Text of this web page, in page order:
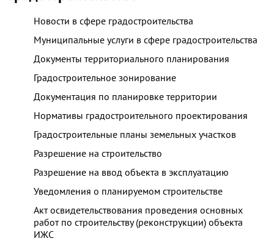
Новости в сфере градостроительства
Муниципальные услуги в сфере градостроительства
Документы территориального планирования
Градостроительное зонирование
Документация по планировке территории
Нормативы градостроительного проектирования
Градостроительные планы земельных участков
Разрешение на строительство
Разрешение на ввод объекта в эксплуатацию
Уведомления о планируемом строительстве
Акт освидетельствования проведения основных
работ по строительству (реконструкции) объекта
ИЖС